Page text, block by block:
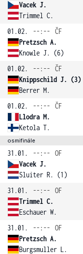
Vacek J.
Trimmel C.
01.02.
--:--
ČF
Pretzsch A.
Knowle J. (6)
01.02.
--:--
ČF
Knippschild J. (3)
Berrer M.
01.02.
--:--
ČF
Llodra M.
Ketola T.
osmifinále
31.01. --:--
OF
Vacek J.
Sluiter R. (1)
31.01.
--:--
OF
Trimmel C.
Eschauer W.
31.01.
--:--
OF
Pretzsch A.
Burgsmuller L.